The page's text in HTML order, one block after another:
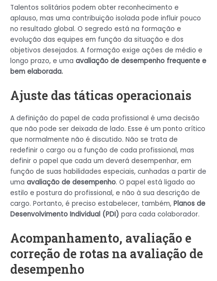
Talentos solitários podem obter reconhecimento e
aplauso, mas uma contribuição isolada pode influir pouco
no resultado global. O segredo está na formação e
evolução das equipes em função da situação e dos
objetivos desejados. A formação exige ações de médio e
longo prazo, e umaavaliação de desempenho frequente e
bem elaborada.
Ajuste das táticas operacionais
A definição do papel de cada profissional é uma decisão
que não pode ser deixada de lado. Esse é um ponto crítico
que normalmente não é discutido. Não se trata de
redefinir o cargo ou a função de cada profissional, mas
definir o papel que cada um deverá desempenhar, em
função de suas habilidades especiais, cunhadas a partir de
umaavaliação de desempenho. O papel está ligado ao
estilo e postura do profissional, e não à sua descrição de
cargo. Portanto, é preciso estabelecer, também,Planos de
Desenvolvimento Individual (PDI) para cada colaborador.
Acompanhamento, avaliação e
correção de rotas na avaliação de
desempenho